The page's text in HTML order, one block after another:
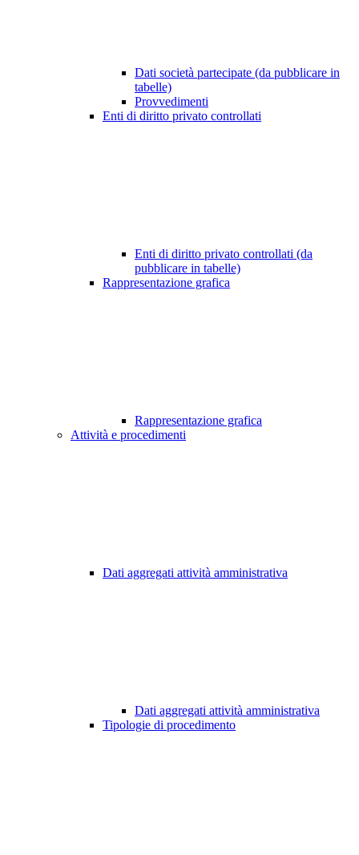
Dati società partecipate (da pubblicare in
tabelle)
Provvedimenti
Enti di diritto privato controllati
Enti di diritto privato controllati (da
pubblicare in tabelle)
Rappresentazione grafica
Rappresentazione grafica
Attività e procedimenti
Dati aggregati attività amministrativa
Dati aggregati attività amministrativa
Tipologie di procedimento